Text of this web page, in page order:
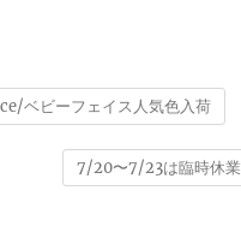
ベビーフェイス人気色入荷
7/20〜7/23は臨時休業